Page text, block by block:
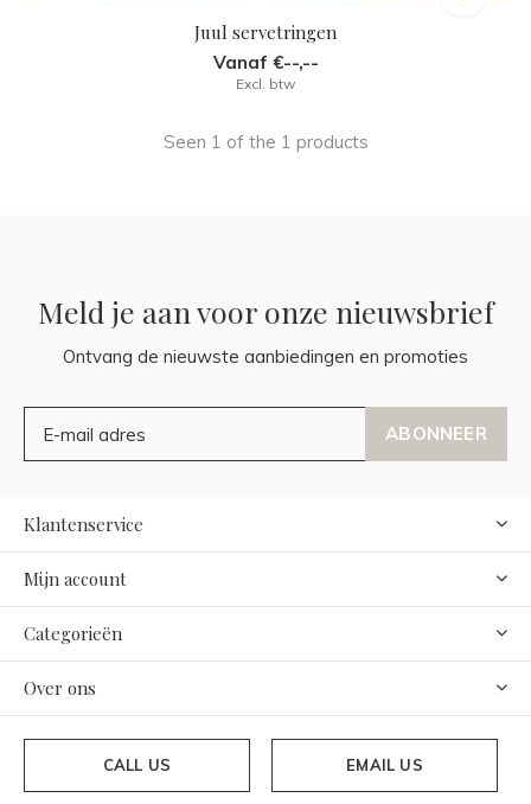
Juul servetringen
Vanaf €--,--
Excl. btw
Seen 1 of the 1 products
Meld je aan voor onze nieuwsbrief
Ontvang de nieuwste aanbiedingen en promoties
ABONNEER
Klantenservice
Mijn account
Categorieën
Over ons
CALL US EMAIL US